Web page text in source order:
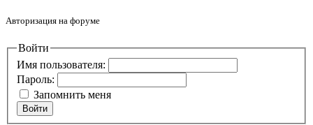
Авторизация на форуме
Войти
Имя пользователя:
Пароль:
Запомнить меня
Войти